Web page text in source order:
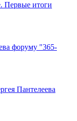
Первые итоги
форуму "365-
Пантелеева